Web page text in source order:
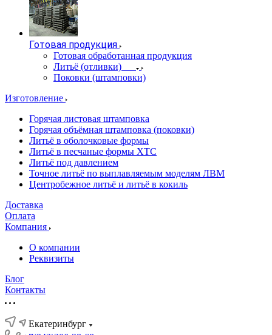
Готовая продукция
Готовая обработанная продукция
Литьё (отливки)
Поковки (штамповки)
Изготовление
Горячая листовая штамповка
Горячая объёмная штамповка (поковки)
Литьё в оболочковые формы
Литьё в песчаные формы ХТС
Литьё под давлением
Точное литьё по выплавляемым моделям ЛВМ
Центробежное литьё и литьё в кокиль
Доставка
Оплата
Компания
О компании
Реквизиты
Блог
Контакты
Екатеринбург